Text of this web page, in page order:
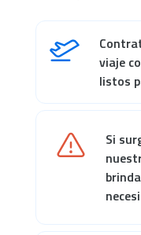
viaje
listos
Si